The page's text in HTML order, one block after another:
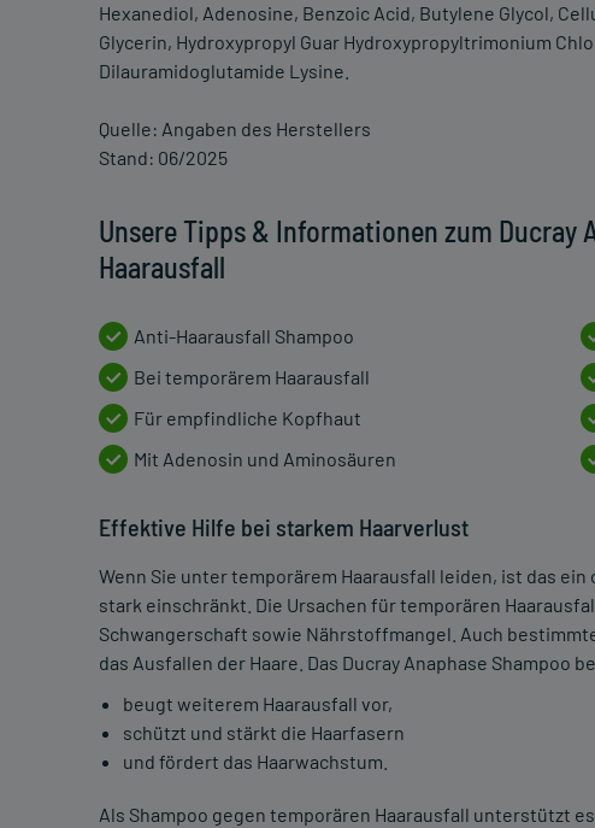
Hexanediol, Adenosine, Benzoic Acid, Butylene Glycol,
Glycerin, Hydroxypropyl Guar Hydroxypropyltrimonium
Dilauramidoglutamide Lysine.
Quelle: Angaben des Herstellers
Stand: 06/2025
Unsere Tipps & Informationen zum Ducray
Haarausfall
Anti-Haarausfall Shampoo
Bei temporärem Haarausfall
Für empfindliche Kopfhaut
Mit Adenosin und Aminosäuren
Effektive Hilfe bei starkem Haarverlust
Wenn Sie unter temporärem Haarausfall leiden, ist das
stark einschränkt. Die Ursachen für temporären
Schwangerschaft sowie Nährstoffmangel. Auch
das Ausfallen der Haare. Das Ducray Anaphase Shampoo
beugt weiterem Haarausfall vor,
schützt und stärkt die Haarfasern
und fördert das Haarwachstum.
Als Shampoo gegen temporären Haarausfall unterstützt